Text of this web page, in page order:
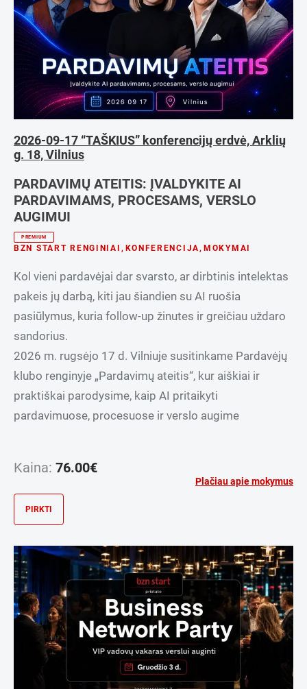
Verslo plėtra
2026-09-17 “TAŠKIUS” konferencijų erdvė, Arklių
g. 18, Vilnius
PARDAVIMŲ ATEITIS: ĮVALDYKITE AI
PARDAVIMAMS, PROCESAMS, VERSLO
AUGIMUI
PREMIUM
BZN START RENGINIAI , KONFERENCIJA,MOKYMAI
Kol vieni pardavėjai dar svarsto, ar dirbtinis intelektas
pakeis jų darbą, kiti jau šiandien su AI ruošia
pasiūlymus, kuria follow-up žinutes ir greičiau uždaro
sandorius.
2026 m. rugsėjo 17 d. Vilniuje susitinkame Pardavėjų
klubo renginyje „Pardavimų ateitis“, kur aiškiai ir
praktiškai parodysime, kaip AI pritaikyti
pardavimuose, procesuose ir verslo augime
Kaina: 76.00€
Plačiau apie mokymus
PIRKTI